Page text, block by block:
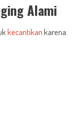
Alami
kecantikankarena: